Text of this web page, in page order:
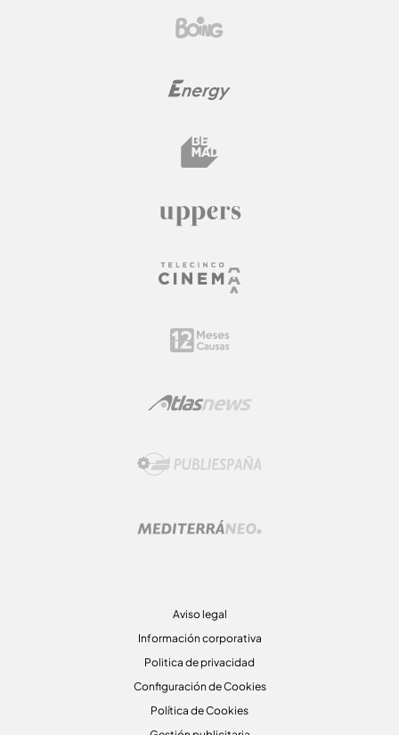
Aviso legal
Información corporativa
Politica de privacidad
Configuración de Cookies
Política de Cookies